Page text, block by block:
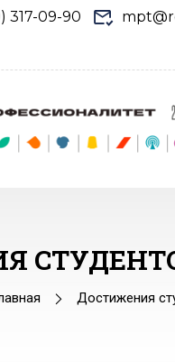
317-09-90
Достижения